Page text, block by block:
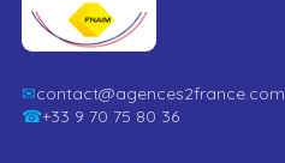
✉contact@agences2france.com
☎+33 9 70 75 80 36